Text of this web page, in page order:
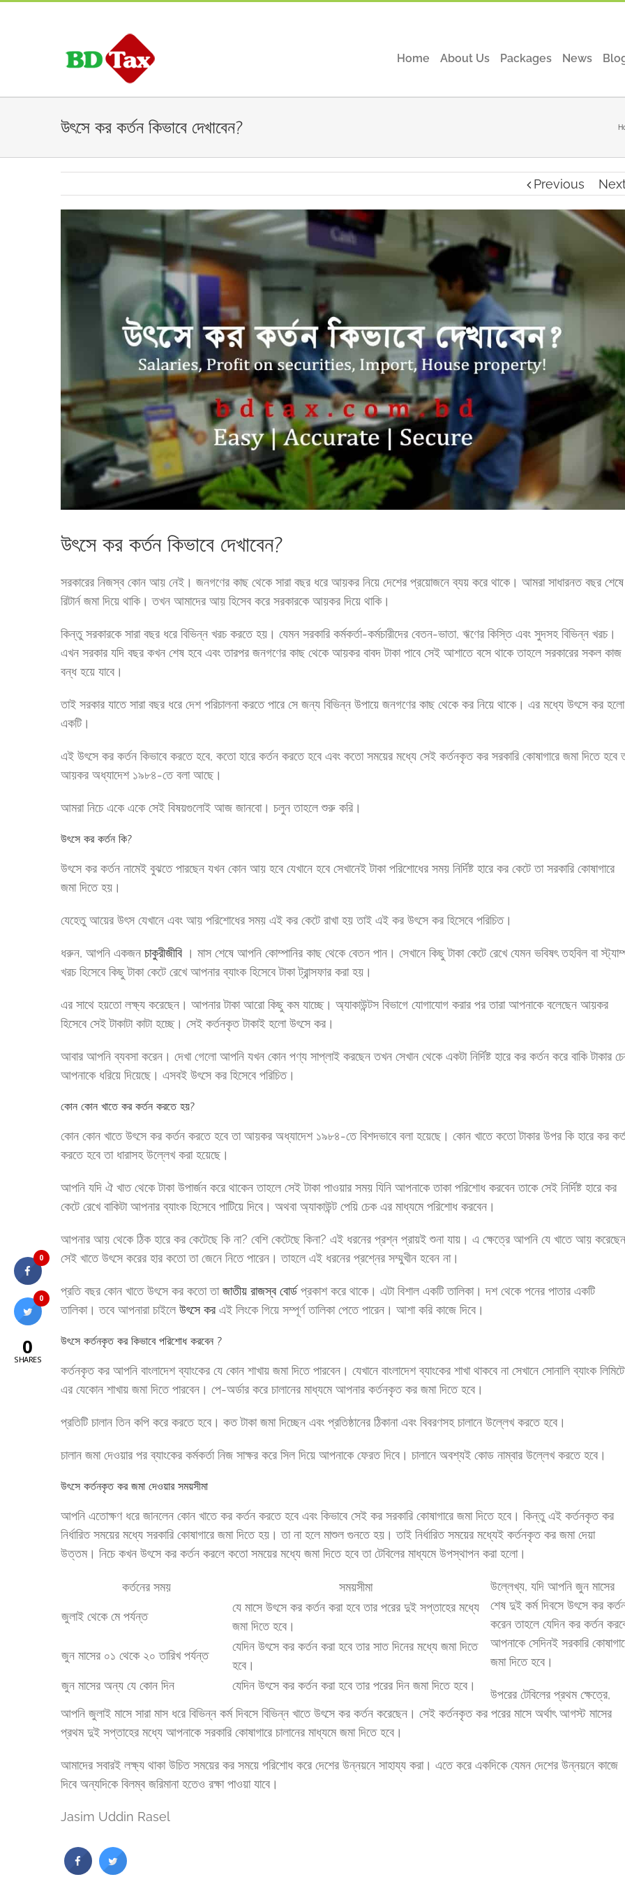
Home About Us Packages News
উৎসে কর কর্তন কিভাবে দেখাবেন?
Previous
উৎসে কর কর্তন কিভাবে দেখাবেন?
সরকারের নিজস্ব কোন আয় নেই। জনগণের কাছ থেকে সারা বছর ধরে আয়কর নিয়ে দেশের প্রয়োজনে ব্যয় করে থাকে। আমরা সাধারনত বছর শেষে
রিটার্ন জমা দিয়ে থাকি। তখন আমাদের আয় হিসেব করে সরকারকে আয়কর দিয়ে থাকি।
কিন্তু সরকারকে সারা বছর ধরে বিভিন্ন খরচ করতে হয়। যেমন সরকারি কর্মকর্তা-কর্মচারীদের বেতন-ভাতা, ঋণের কিস্তি এবং সুদসহ বিভিন্ন খরচ।
এখন সরকার যদি বছর কখন শেষ হবে এবং তারপর জনগণের কাছ থেকে আয়কর বাবদ টাকা পাবে সেই আশাতে বসে থাকে তাহলে সরকারের সকল কাজ
বন্ধ হয়ে যাবে।
তাই সরকার যাতে সারা বছর ধরে দেশ পরিচালনা করতে পারে সে জন্য বিভিন্ন উপায়ে জনগণের কাছ থেকে কর নিয়ে থাকে। এর মধ্যে উৎসে কর হলো
একটি।
এই উৎসে কর কর্তন কিভাবে করতে হবে, কতো হারে কর্তন করতে হবে এবং কতো সময়ের মধ্যে সেই কর্তনকৃত কর সরকারি কোষাগারে জমা দিতে হবে
আয়কর অধ্যাদেশ ১৯৮৪-তে বলা আছে।
আমরা নিচে একে একে সেই বিষয়গুলোই আজ জানবো। চলুন তাহলে শুরু করি।
উৎসে কর কর্তন কি?
উৎসে কর কর্তন নামেই বুঝতে পারছেন যখন কোন আয় হবে যেখানে হবে সেখানেই টাকা পরিশোধের সময় নির্দিষ্ট হারে কর কেটে তা সরকারি কোষাগারে
জমা দিতে হয়।
যেহেতু আয়ের উৎস যেখানে এবং আয় পরিশোধের সময় এই কর কেটে রাখা হয় তাই এই কর উৎসে কর হিসেবে পরিচিত।
ধরুন, আপনি একজন চাকুরীজীবি । মাস শেষে আপনি কোম্পানির কাছ থেকে বেতন পান। সেখানে কিছু টাকা কেটে রেখে যেমন ভবিষৎ তহবিল বা
খরচ হিসেবে কিছু টাকা কেটে রেখে আপনার ব্যাংক হিসেবে টাকা ট্রান্সফার করা হয়।
এর সাথে হয়তো লক্ষ্য করেছেন। আপনার টাকা আরো কিছু কম যাচ্ছে। অ্যাকাউন্টস বিভাগে যোগাযোগ করার পর তারা আপনাকে বলেছেন আয়কর
হিসেবে সেই টাকাটা কাটা হচ্ছে। সেই কর্তনকৃত টাকাই হলো উৎসে কর।
আবার আপনি ব্যবসা করেন। দেখা গেলো আপনি যখন কোন পণ্য সাপ্লাই করছেন তখন সেখান থেকে একটা নির্দিষ্ট হারে কর কর্তন করে বাকি টাকার
আপনাকে ধরিয়ে দিয়েছে। এসবই উৎসে কর হিসেবে পরিচিত।
কোন কোন খাতে কর কর্তন করতে হয়?
কোন কোন খাতে উৎসে কর কর্তন করতে হবে তা আয়কর অধ্যাদেশ ১৯৮৪-তে বিশদভাবে বলা হয়েছে। কোন খাতে কতো টাকার উপর কি হারে কর
করতে হবে তা ধারাসহ উল্লেখ করা হয়েছে।
আপনি যদি ঐ খাত থেকে টাকা উপার্জন করে থাকেন তাহলে সেই টাকা পাওয়ার সময় যিনি আপনাকে তাকা পরিশোধ করবেন তাকে সেই নির্দিষ্ট হারে কর
কেটে রেখে বাকিটা আপনার ব্যাংক হিসেবে পাটিয়ে দিবে। অথবা অ্যাকাউন্ট পেয়ি চেক এর মাধ্যমে পরিশোধ করবেন।
আপনার আয় থেকে ঠিক হারে কর কেটেছে কি না? বেশি কেটেছে কিনা? এই ধরনের প্রশ্ন প্রায়ই শুনা যায়। এ ক্ষেত্রে আপনি যে খাতে আয় করেছেন
সেই খাতে উৎসে করের হার কতো তা জেনে নিতে পারেন। তাহলে এই ধরনের প্রশ্নের সম্মুখীন হবেন না।
প্রতি বছর কোন খাতে উৎসে কর কতো তাজাতীয় রাজস্ব বোর্ডপ্রকাশ করে থাকে। এটা বিশাল একটি তালিকা। দশ থেকে পনের পাতার একটি
তালিকা। তবে আপনারা চাইলে উৎসে কর এই লিংকে গিয়ে সম্পূর্ণ তালিকা পেতে পারেন। আশা করি কাজে দিবে।
উৎসে কর্তনকৃত কর কিভাবে পরিশোধ করবেন ?
কর্তনকৃত কর আপনি বাংলাদেশ ব্যাংকের যে কোন শাখায় জমা দিতে পারবেন। যেখানে বাংলাদেশ ব্যাংকের শাখা থাকবে না সেখানে সোনালি ব্যাংক
এর যেকোন শাখায় জমা দিতে পারবেন। পে-অর্ডার করে চালানের মাধ্যমে আপনার কর্তনকৃত কর জমা দিতে হবে।
প্রতিটি চালান তিন কপি করে করতে হবে। কত টাকা জমা দিচ্ছেন এবং প্রতিষ্ঠানের ঠিকানা এবং বিবরণসহ চালানে উল্লেখ করতে হবে।
চালান জমা দেওয়ার পর ব্যাংকের কর্মকর্তা নিজ সাক্ষর করে সিল দিয়ে আপনাকে ফেরত দিবে। চালানে অবশ্যই কোড নাম্বার উল্লেখ করতে হবে।
উৎসে কর্তনকৃত কর জমা দেওয়ার সময়সীমা
আপনি এতোক্ষণ ধরে জানলেন কোন খাতে কর কর্তন করতে হবে এবং কিভাবে সেই কর সরকারি কোষাগারে জমা দিতে হবে। কিন্তু এই কর্তনকৃত কর
নির্ধারিত সময়ের মধ্যে সরকারি কোষাগারে জমা দিতে হয়। তা না হলে মাশুল গুনতে হয়। তাই নির্ধারিত সময়ের মধ্যেই কর্তনকৃত কর জমা দেয়া
উত্তম। নিচে কখন উৎসে কর কর্তন করলে কতো সময়ের মধ্যে জমা দিতে হবে তা টেবিলের মাধ্যমে উপস্থাপন করা হলো।
কর্তনের সময়
সময়সীমা
জুলাই থেকে মে পর্যন্ত
যে মাসে উৎসে কর কর্তন করা হবে তার পরের দুই সপ্তাহের মধ্যে
জমা দিতে হবে।
জুন মাসের ০১ থেকে ২০ তারিখ পর্যন্ত
যেদিন উৎসে কর কর্তন করা হবে তার সাত দিনের মধ্যে জমা দিতে
হবে।
জুন মাসের অন্য যে কোন দিন
যেদিন উৎসে কর কর্তন করা হবে তার পরের দিন জমা দিতে হবে।
উল্লেখ্য, যদি আপনি জুন মাসের
শেষ দুই কর্ম দিবসে উৎসে কর
করেন তাহলে যেদিন কর কর্তন
আপনাকে সেদিনই সরকারি
জমা দিতে হবে।
উপরের টেবিলের প্রথম ক্ষেত্রে,
আপনি জুলাই মাসে সারা মাস ধরে বিভিন্ন কর্ম দিবসে বিভিন্ন খাতে উৎসে কর কর্তন করেছেন। সেই কর্তনকৃত কর পরের মাসে অর্থাৎ আগস্ট মাসের
প্রথম দুই সপ্তাহের মধ্যে আপনাকে সরকারি কোষাগারে চালানের মাধ্যমে জমা দিতে হবে।
আমাদের সবারই লক্ষ্য থাকা উচিত সময়ের কর সময়ে পরিশোধ করে দেশের উন্নয়নে সাহায্য করা। এতে করে একদিকে যেমন দেশের উন্নয়নে কাজে
দিবে অন্যদিকে বিলম্ব জরিমানা হতেও রক্ষা পাওয়া যাবে।
Jasim Uddin Rasel
0
0
0
SHARES